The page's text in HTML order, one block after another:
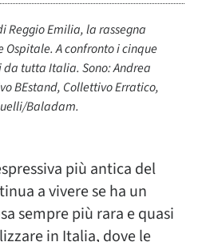
Reggio Emilia, la rassegna
Ospitale. A confronto i cinque
tutta Italia. Sono: Andrea
BEstand, Collettivo Erratico,
Baladam.
più antica del
a vivere se ha un
sempre più rara e quasi
in Italia, dove le